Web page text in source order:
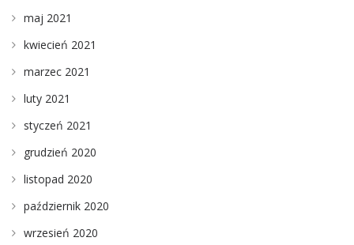
maj 2021
kwiecień 2021
marzec 2021
luty 2021
styczeń 2021
grudzień 2020
listopad 2020
październik 2020
wrzesień 2020